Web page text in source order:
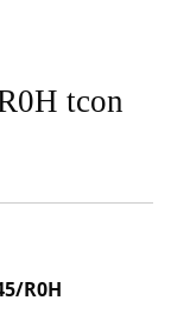
tcon
R0H